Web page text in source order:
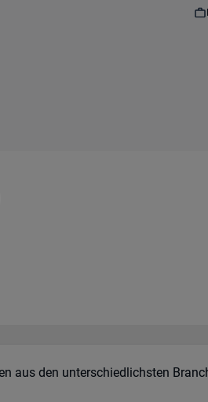
aus den unterschiedlichsten